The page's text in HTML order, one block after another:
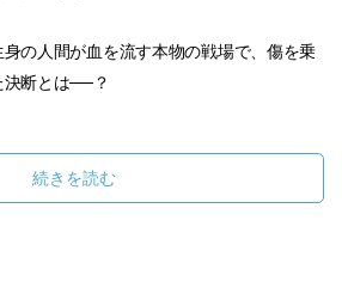
の人間が血を流す本物の戦場で、傷を乗
決断とは──？
続きを読む